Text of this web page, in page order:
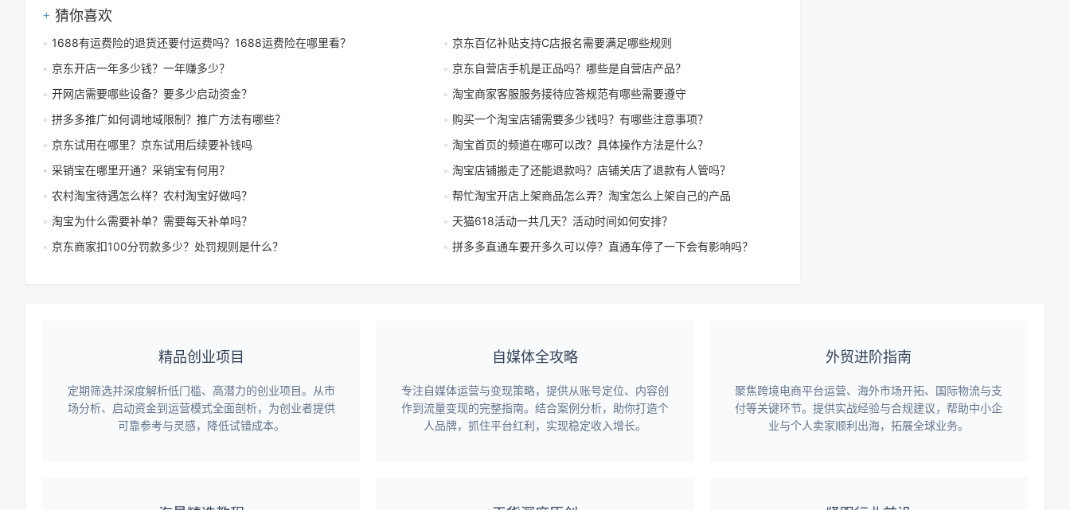
猜你喜欢
1688有运费险的退货还要付运费吗？1688运费险在哪里看？
京东百亿补贴支持C店报名需要满足哪些规则
京东开店一年多少钱？一年赚多少？
京东自营店手机是正品吗？哪些是自营店产品？
开网店需要哪些设备？要多少启动资金？
淘宝商家客服服务接待应答规范有哪些需要遵守
拼多多推广如何调地域限制？推广方法有哪些？
购买一个淘宝店铺需要多少钱吗？有哪些注意事项？
京东试用在哪里？京东试用后续要补钱吗
淘宝首页的频道在哪可以改？具体操作方法是什么？
采销宝在哪里开通？采销宝有何用？
淘宝店铺搬走了还能退款吗？店铺关店了退款有人管吗？
农村淘宝待遇怎么样？农村淘宝好做吗？
帮忙淘宝开店上架商品怎么弄？淘宝怎么上架自己的产品
淘宝为什么需要补单？需要每天补单吗？
天猫618活动一共几天？活动时间如何安排？
京东商家扣100分罚款多少？处罚规则是什么？
拼多多直通车要开多久可以停？直通车停了一下会有影响吗？
精品创业项目
定期筛选并深度解析低门槛、高潜力的创业项目。从市
场分析、启动资金到运营模式全面剖析，为创业者提供
可靠参考与灵感，降低试错成本。
自媒体全攻略
专注自媒体运营与变现策略，提供从账号定位、内容创
作到流量变现的完整指南。结合案例分析，助你打造个
人品牌，抓住平台红利，实现稳定收入增长。
外贸进阶指南
聚焦跨境电商平台运营、海外市场开拓、国际物流与支
付等关键环节。提供实战经验与合规建议，帮助中小企
业与个人卖家顺利出海，拓展全球业务。